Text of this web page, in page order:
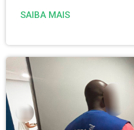
SAIBA MAIS